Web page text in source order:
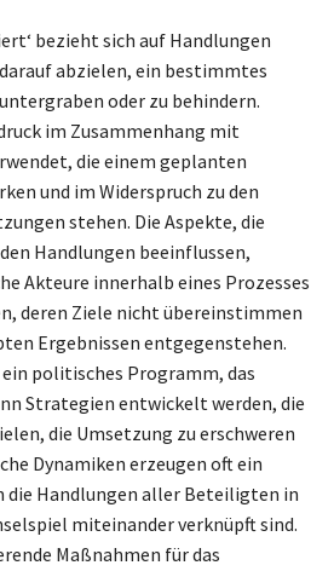
bezieht sich auf Handlungen
abzielen, ein bestimmtes
oder zu behindern.
im Zusammenhang mit
die einem geplanten
und im Widerspruch zu den
stehen. Die Aspekte, die
Handlungen beeinflussen,
Akteure innerhalb eines Prozesses
deren Ziele nicht übereinstimmen
Ergebnissen entgegenstehen.
politisches Programm, das
Strategien entwickelt werden, die
die Umsetzung zu erschweren
Dynamiken erzeugen oft ein
die Handlungen aller Beteiligten in
miteinander verknüpft sind.
Maßnahmen für das